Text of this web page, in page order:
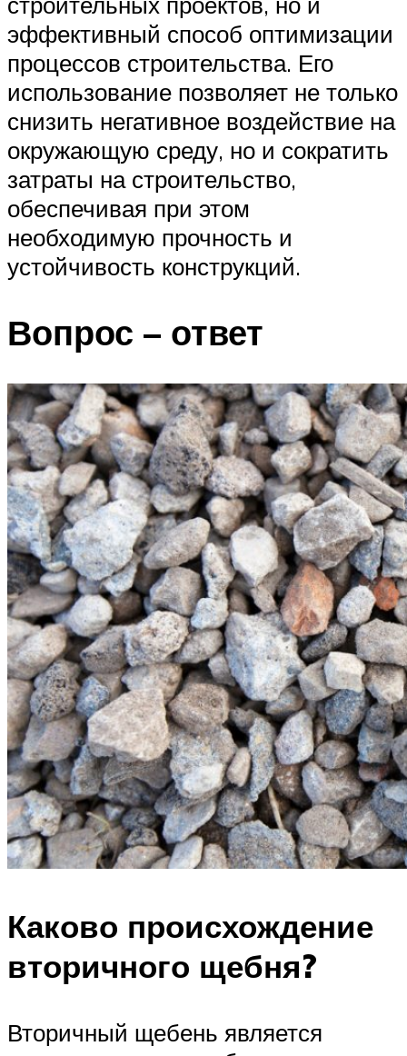
эффективный способ оптимизации
процессов строительства. Его
использование позволяет не только
снизить негативное воздействие на
окружающую среду, но и сократить
затраты на строительство,
обеспечивая при этом
необходимую прочность и
устойчивость конструкций.
Вопрос – ответ
Каково происхождение
вторичного щебня?
Вторичный щебень является